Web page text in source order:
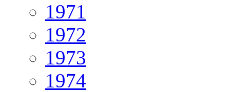
1971
1972
1973
1974